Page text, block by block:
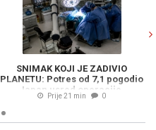
SNIMAK KOJI JE ZADIVIO
PLANETU: Potres od 7,1 pogodio
Japan usred operacije,
pogledajte reakciju ovih hirurga
Prije 21 min 0